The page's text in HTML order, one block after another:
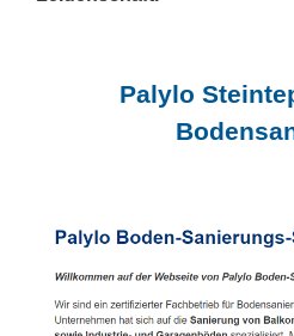
Palylo